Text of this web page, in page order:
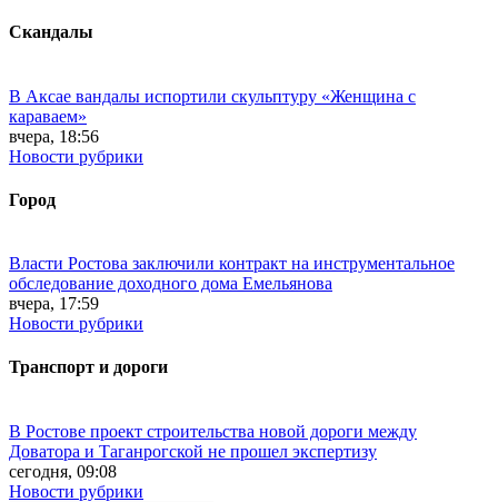
Скандалы
В Аксае вандалы испортили скульптуру «Женщина с
караваем»
вчера, 18:56
Новости рубрики
Город
Власти Ростова заключили контракт на инструментальное
обследование доходного дома Емельянова
вчера, 17:59
Новости рубрики
Транспорт и дороги
В Ростове проект строительства новой дороги между
Доватора и Таганрогской не прошел экспертизу
сегодня, 09:08
Новости рубрики